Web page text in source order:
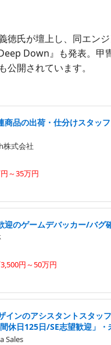
徳氏が壇上し、同エン
Down』も発表。甲
公開されています。
商品の出荷・仕分けスタッ
株式会社
～35万円
迎のゲームデバッカー/バグ
円～50万円
インのアシスタントスタッ
休日125日/SE志望歓迎」
Sales